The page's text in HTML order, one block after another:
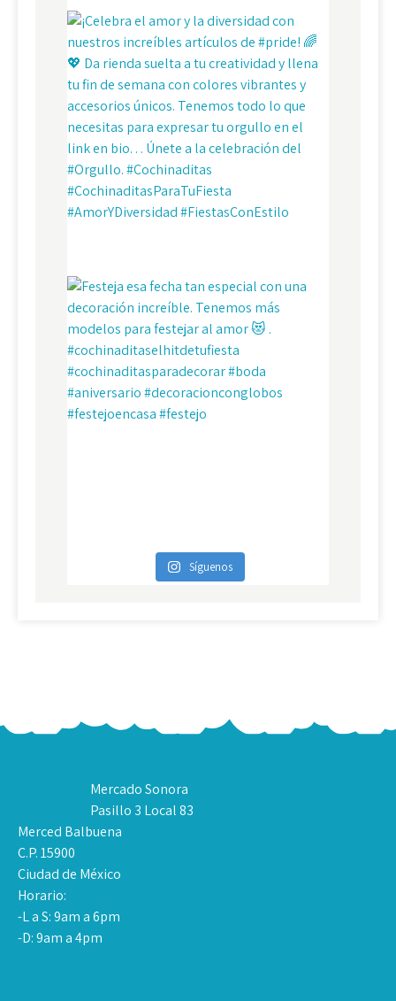
Síguenos
Mercado Sonora
Pasillo 3 Local 83
Merced Balbuena
C.P. 15900
Ciudad de México
Horario:
-L a S: 9am a 6pm
-D: 9am a 4pm